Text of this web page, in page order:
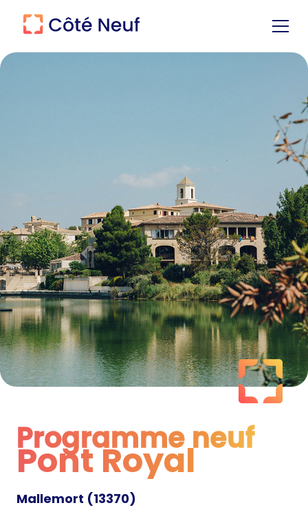
Programme neuf
Programme neuf
Pont Royal
Mallemort (13370)